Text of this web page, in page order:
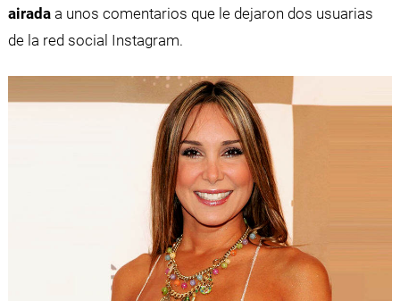
airadaa unos comentarios que le dejaron dos usuarias
de la red social Instagram.